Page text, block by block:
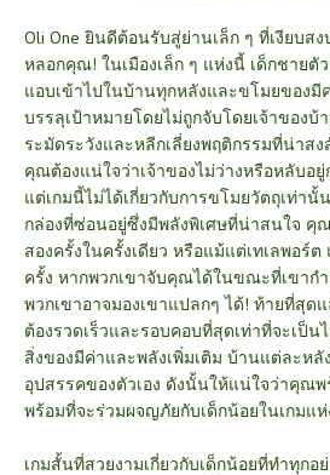
Oli One ยินดีต้อนรับสู่ย่านเล็ก ๆ ที่เงียบส
หลอกคุณ! ในเมืองเล็ก ๆ แห่งนี้ เด็กชายตั
แอบเข้าไปในบ้านทุกหลังและขโมยของ
บรรลุเป้าหมายโดยไม่ถูกจับโดยเจ้าของบ้
ระมัดระวังและหลีกเลี่ยงพฤติกรรมที่น่าส
คุณต้องแน่ใจว่าเจ้าของไม่ว่างหรือหลับอ
แต่เกมนี้ไม่ได้เกี่ยวกับการขโมยวัตถุเท่า
กล่องที่ซ่อนอยู่ซึ่งมีพลังพิเศษที่น่าสนใจ คุ
สองครั้งในครั้งเดียว หรือแม้แต่เทเลพอร์
ครั้ง หากพวกเขาจับคุณได้ในขณะที่เขากำ
พวกเขาอาจมองเขาแปลกๆ ได้! ท้ายที่สุด
ต้องรวดเร็วและรอบคอบที่สุดเท่าที่จะเป็
สิ่งของมีค่าและพลังเพิ่มเติม บ้านแต่ละห
อุปสรรคของตัวเอง ดังนั้นให้แน่ใจว่าคุณ
พร้อมที่จะร่วมผจญภัยกับเด็กน้อยในเกมแ
เกมสั้นที่สวยงามเกี่ยวกับเด็กน้อยที่ทำทุกอ